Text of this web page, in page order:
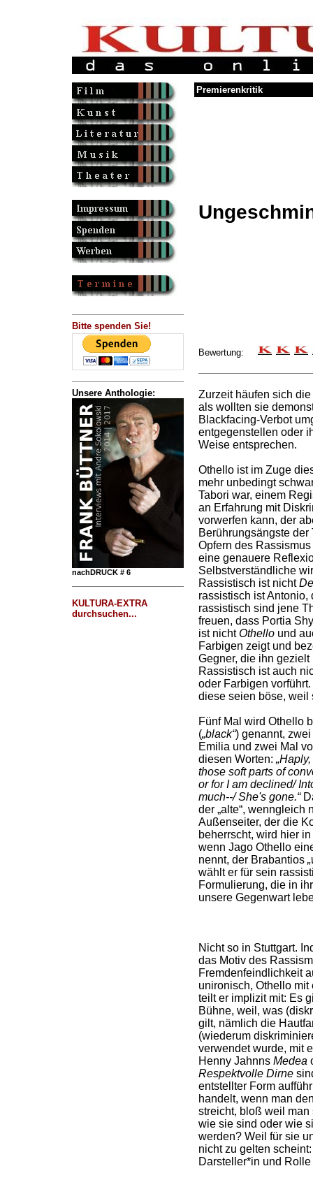
Bitte spenden Sie!
Unsere Anthologie:
nachDRUCK # 6
KULTURA-EXTRA
durchsuchen...
Premierenkritik
Bewertung:
Zurzeit häufen sich die
als wollten sie
Blackfacing-Verbot
entgegenstellen oder
Weise entsprechen.
Othello ist im Zuge
mehr unbedingt
Tabori war, einem
an Erfahrung mit
vorwerfen kann, der
Berührungsängste
Opfern des
eine genauere
Selbstverständliche
Rassistisch ist nicht
rassistisch ist Antonio,
rassistisch sind jene
freuen, dass Portia
ist nichtOthellound
Farbigen zeigt und
Gegner, die ihn
Rassistisch ist auch
oder Farbigen
diese seien böse, weil
Fünf Mal wird Othello
(„black“) genannt,
Emilia und zwei Mal
diesen Worten:
those soft parts of
or for I am declined/
much--/ She's gone.“
der „alte“, wenngleich
Außenseiter, der die
beherrscht, wird hier
wenn Jago Othello
nennt, der Brabantios
wählt er für sein
Formulierung, die in
unsere Gegenwart
Nicht so in Stuttgart.
das Motiv des
Fremdenfeindlichkeit
unironisch, Othello
teilt er implizit mit: Es
Bühne, weil, was
gilt, nämlich die
(wiederum
verwendet wurde, mit
Henny Jahnns Medea
Respektvolle Dirne
entstellter Form
handelt, wenn man
streicht, bloß weil man
wie sie sind oder wie
werden? Weil für sie
nicht zu gelten
Darsteller*in und